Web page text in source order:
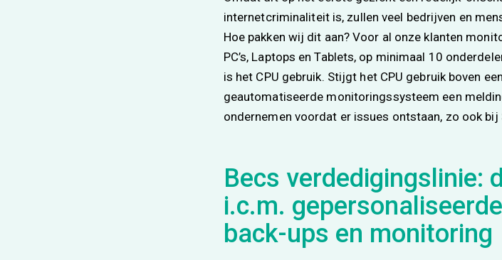
internetcriminaliteit is, zullen veel bedrijven en
Hoe pakken wij dit aan? Voor al onze klanten
PC’s, Laptops en Tablets, op minimaal 10
is het CPU gebruik. Stijgt het CPU gebruik boven
geautomatiseerde monitoringssysteem een
ondernemen voordat er issues ontstaan, zo ook bij
Becs verdedigingslinie:
i.c.m.
back-ups en monitoring